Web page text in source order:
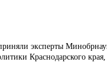
эксперты
Краснодарского края,